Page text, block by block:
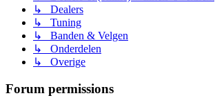
↳ Dealers
↳ Tuning
↳ Banden & Velgen
↳ Onderdelen
↳ Overige
Forum permissions